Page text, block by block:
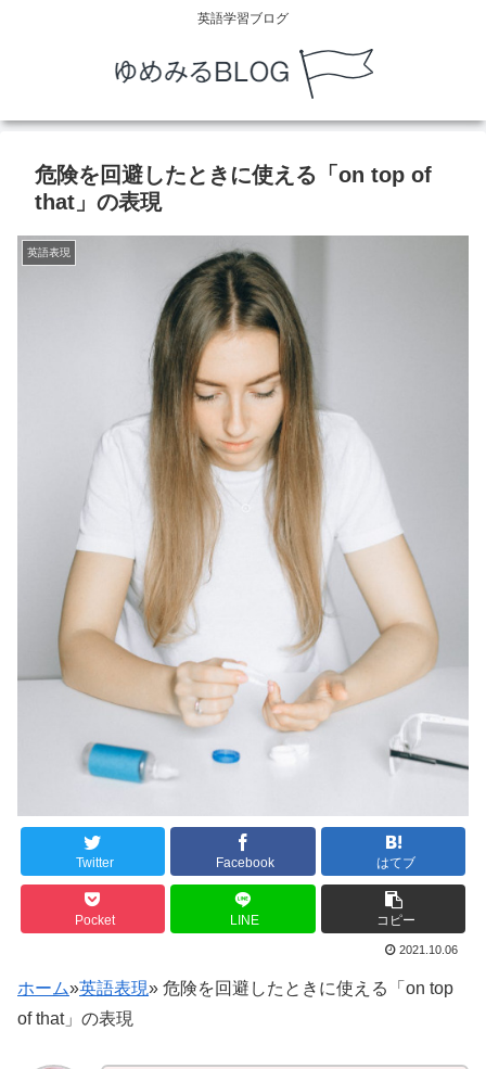
英語学習ブログ
危険を回避したときに使える「on top of
that」の表現
英語表現
Twitter Facebook はてブ
Pocket LINE コピー
2021.10.06
ホーム»英語表現» 危険を回避したときに使える「on top
of that」の表現